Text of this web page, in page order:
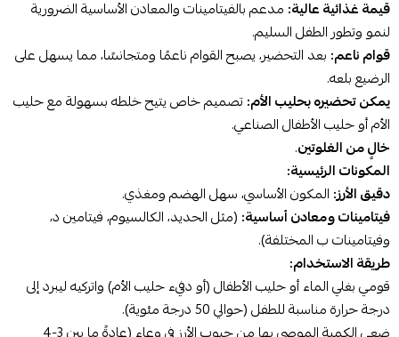
قيمة غذائية عالية: مدعم بالفيتامينات والمعادن الأساسية الضرورية
لنمو وتطور الطفل السليم.
قوام ناعم: بعد التحضير، يصبح القوام ناعمًا ومتجانسًا، مما يسهل على
الرضيع بلعه.
يمكن تحضيره بحليب الأم:تصميم خاص يتيح خلطه بسهولة مع حليب
الأم أو حليب الأطفال الصناعي.
خالٍ من الغلوتين.
المكونات الرئيسية:
دقيق الأرز: المكون الأساسي، سهل الهضم ومغذي.
فيتامينات ومعادن أساسية: (مثل الحديد، الكالسيوم، فيتامين د،
وفيتامينات ب المختلفة).
طريقة الاستخدام:
قومي بغلي الماء أو حليب الأطفال (أو دفيء حليب الأم) واتركيه ليبرد إلى
درجة حرارة مناسبة للطفل (حوالي 50 درجة مئوية).